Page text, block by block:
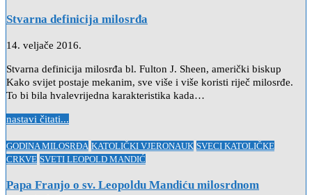
Stvarna definicija milosrđa
14. veljače 2016.
Stvarna definicija milosrđa bl. Fulton J. Sheen, američki biskup
Kako svijet postaje mekanim, sve više i više koristi riječ milosrđe.
To bi bila hvalevrijedna karakteristika kada…
nastavi čitati...
Posted
in
GODINA MILOSRĐA KATOLIČKI VJERONAUK SVECI KATOLIČKE
CRKVE SVETI LEOPOLD MANDIĆ
Papa Franjo o sv. Leopoldu Mandiću milosrdnom